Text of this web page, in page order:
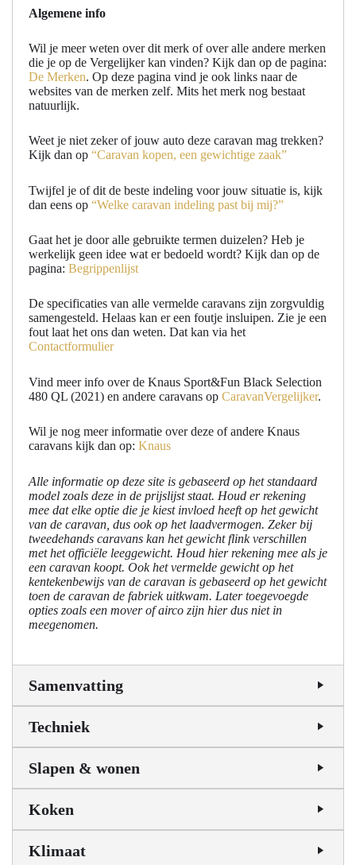
Algemene info
Wil je meer weten over dit merk of over alle andere merken
die je op de Vergelijker kan vinden? Kijk dan op de pagina:
De Merken. Op deze pagina vind je ook links naar de
websites van de merken zelf. Mits het merk nog bestaat
natuurlijk.
Weet je niet zeker of jouw auto deze caravan mag trekken?
Kijk dan op “Caravan kopen, een gewichtige zaak”
Twijfel je of dit de beste indeling voor jouw situatie is, kijk
dan eens op “Welke caravan indeling past bij mij?”
Gaat het je door alle gebruikte termen duizelen? Heb je
werkelijk geen idee wat er bedoeld wordt? Kijk dan op de
pagina: Begrippenlijst
De specificaties van alle vermelde caravans zijn zorgvuldig
samengesteld. Helaas kan er een foutje insluipen. Zie je een
fout laat het ons dan weten. Dat kan via het
Contactformulier
Vind meer info over de Knaus Sport&Fun Black Selection
480 QL (2021) en andere caravans op CaravanVergelijker.
Wil je nog meer informatie over deze of andere Knaus
caravans kijk dan op: Knaus
Alle informatie op deze site is gebaseerd op het standaard
model zoals deze in de prijslijst staat. Houd er rekening
mee dat elke optie die je kiest invloed heeft op het gewicht
van de caravan, dus ook op het laadvermogen. Zeker bij
tweedehands caravans kan het gewicht flink verschillen
met het officiële leeggewicht. Houd hier rekening mee als je
een caravan koopt. Ook het vermelde gewicht op het
kentekenbewijs van de caravan is gebaseerd op het gewicht
toen de caravan de fabriek uitkwam. Later toegevoegde
opties zoals een mover of airco zijn hier dus niet in
meegenomen.
Samenvatting
Techniek
Slapen & wonen
Koken
Klimaat